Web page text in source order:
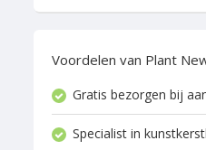
Voordelen van Plant
Gratis bezorgen bij
Specialist in